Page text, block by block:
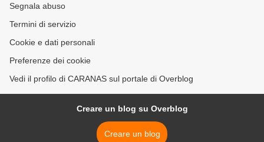
Segnala abuso
Termini di servizio
Cookie e dati personali
Preferenze dei cookie
Vedi il profilo di CARANAS sul portale di Overblog
Creare un blog su Overblog
Creare un blog